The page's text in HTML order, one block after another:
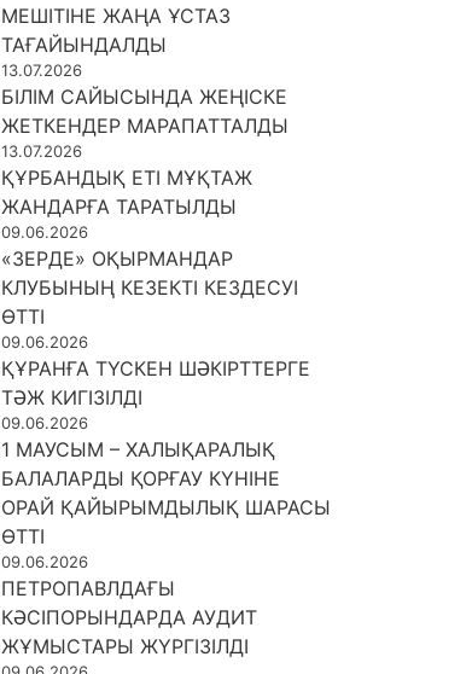
МЕШІТІНЕ ЖАҢА ҰСТАЗ
ТАҒАЙЫНДАЛДЫ
13.07.2026
БІЛІМ САЙЫСЫНДА ЖЕҢІСКЕ
ЖЕТКЕНДЕР МАРАПАТТАЛДЫ
13.07.2026
ҚҰРБАНДЫҚ ЕТІ МҰҚТАЖ
ЖАНДАРҒА ТАРАТЫЛДЫ
09.06.2026
«ЗЕРДЕ» ОҚЫРМАНДАР
КЛУБЫНЫҢ КЕЗЕКТІ КЕЗДЕСУІ
ӨТТІ
09.06.2026
ҚҰРАНҒА ТҮСКЕН ШӘКІРТТЕРГЕ
ТӘЖ КИГІЗІЛДІ
09.06.2026
1 МАУСЫМ – ХАЛЫҚАРАЛЫҚ
БАЛАЛАРДЫ ҚОРҒАУ КҮНІНЕ
ОРАЙ ҚАЙЫРЫМДЫЛЫҚ ШАРАСЫ
ӨТТІ
09.06.2026
ПЕТРОПАВЛДАҒЫ
КӘСІПОРЫНДАРДА АУДИТ
ЖҰМЫСТАРЫ ЖҮРГІЗІЛДІ